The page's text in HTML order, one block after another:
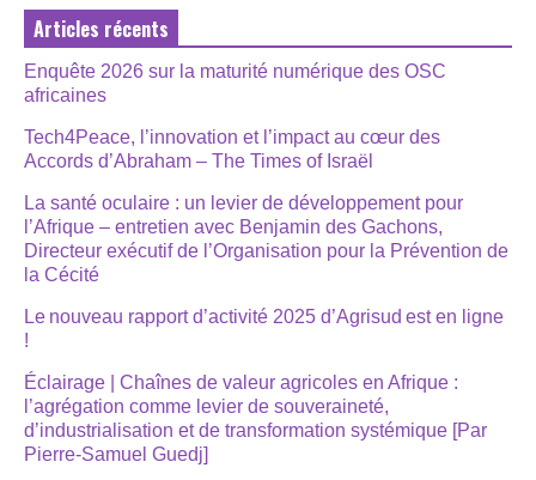
Articles récents
Enquête 2026 sur la maturité numérique des OSC
africaines
Tech4Peace, l’innovation et l’impact au cœur des
Accords d’Abraham – The Times of Israël
La santé oculaire : un levier de développement pour
l’Afrique – entretien avec Benjamin des Gachons,
Directeur exécutif de l’Organisation pour la Prévention de
la Cécité
Le nouveau rapport d’activité 2025 d’Agrisud est en ligne
!
Éclairage | Chaînes de valeur agricoles en Afrique :
l’agrégation comme levier de souveraineté,
d’industrialisation et de transformation systémique [Par
Pierre-Samuel Guedj]